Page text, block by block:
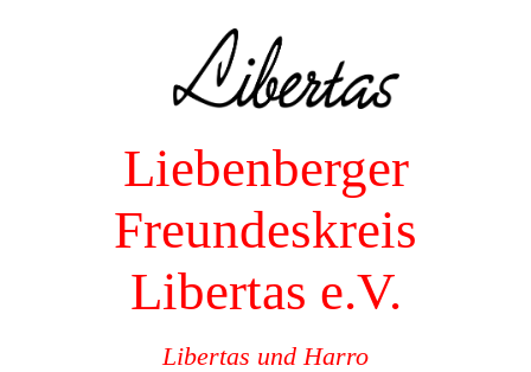
Liebenberger
Freundeskreis
Libertas e.V.
Libertas und Harro